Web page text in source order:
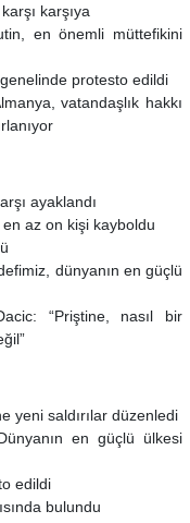
karşıya
en önemli müttefikini
protesto edildi
vatandaşlık hakkı
ayaklandı
az on kişi kayboldu
dünyanın en güçlü
“Priştine, nasıl bir
yeni saldırılar düzenledi
en güçlü ülkesi
edildi
bulundu